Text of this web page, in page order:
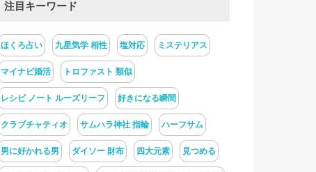
注目キーワード
ほくろ占い 九星気学 相性 塩対応 ミステリアス
マイナビ婚活 トロファスト 類似
レシピ ノート ルーズリーフ 好きになる瞬間
クラブチャティオ サムハラ神社 指輪 ハーフサム
男に好かれる男 ダイソー 財布 四大元素 見つめる